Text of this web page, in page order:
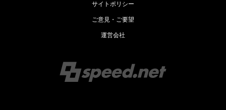
サイトポリシー
ご意見・ご要望
運営会社